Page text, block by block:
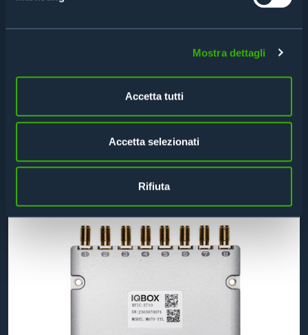
Mostra dettagli
Accetta tutti
Accetta selezionati
Rifiuta
DESKTOP READER – NEO 2
UHF DESKTOP READER NEO2